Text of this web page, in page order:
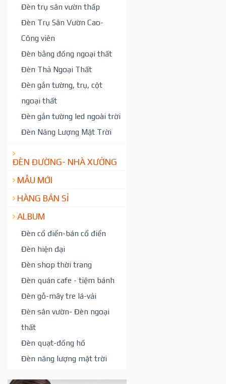
Đèn trụ sân vườn thấp
Đèn Trụ Sân Vườn Cao-
Công viên
Đèn bằng đồng ngoại thất
Đèn Thả Ngoại Thất
Đèn gắn tường, trụ, cột
ngoại thất
Đèn gắn tường led ngoài trời
Đèn Năng Lượng Mặt Trời
ĐÈN ĐƯỜNG- NHÀ XƯỞNG
MẪU MỚI
HÀNG BÁN SỈ
ALBUM
Đèn cổ điển-bán cổ điển
Đèn hiện đại
Đèn shop thời trang
Đèn quán cafe - tiệm bánh
Đèn gỗ-mây tre lá-vải
Đèn sân vườn- Đèn ngoại
thất
Đèn quạt-đồng hồ
Đèn năng lượng mặt trời